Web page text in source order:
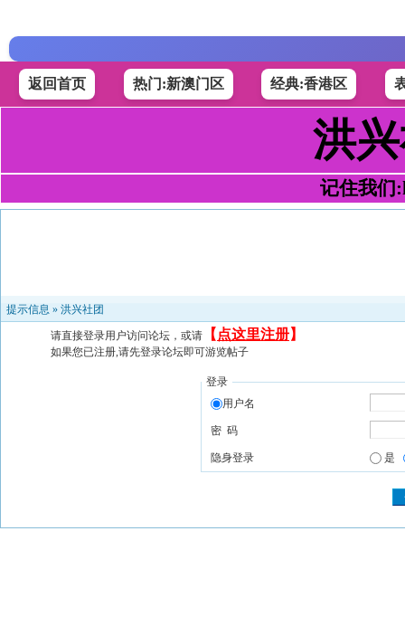
返回首页 热门:新澳门区 经典:香港区
洪
记住我们
提示信息 » 洪兴社团
请直接登录用户访问论坛，或请 【 点这里注册】
如果您已注册,请先登录论坛即可游览帖子
登录
用户名
密 码
隐身登录 是